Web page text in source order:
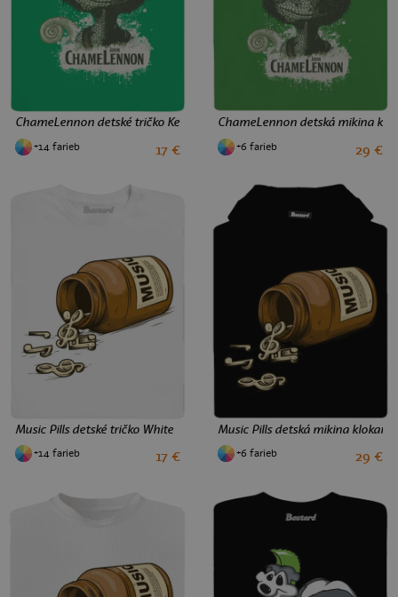
4 6
ChameLennon detské tričko Kelly Green
+14 farieb 17 € 4 6
ChameLennon detská mikina
+6 farieb 29 €
2 4 12
Music Pills detské tričko White
+14 farieb 17 € 4
Music Pills detská mikina
+6 farieb 29 €